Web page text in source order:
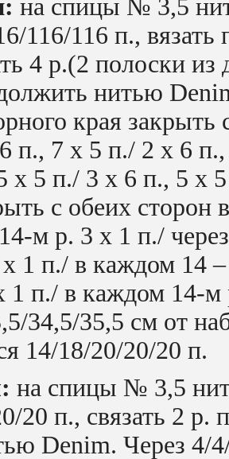
на спицы № 3,5
116/116 п., вязать
4 р.(2 полоски
нитью
края
п., 7 х 5 п./ 2 х 6
х 5 п./ 3 х 6 п., 5 х
с обеих
м р. 3 х 1 п./
1 п./ в каждом 14
1 п./ в каждом 14-м
34,5/35,5 см от
14/18/20/20/20 п.
на спицы № 3,5
20 п., связать 2 р.
Denim. Через 4/